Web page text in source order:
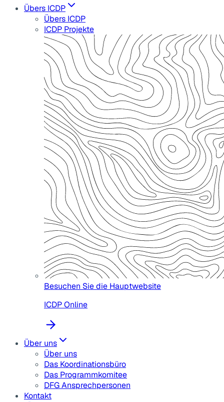
Übers ICDP
Übers ICDP
ICDP Projekte
Besuchen Sie die Hauptwebsite
ICDP Online
Über uns
Über uns
Das Koordinationsbüro
Das Programmkomitee
DFG Ansprechpersonen
Kontakt